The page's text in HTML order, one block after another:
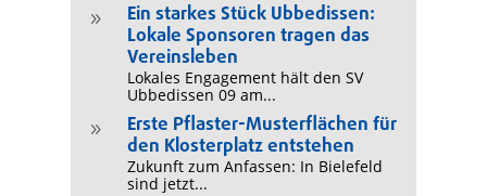
9
Ein starkes Stück Ubbedissen:
Lokale Sponsoren tragen das
Vereinsleben
Lokales Engagement hält den SV
Ubbedissen 09 am...
9
Erste Pflaster-Musterflächen für
den Klosterplatz entstehen
Zukunft zum Anfassen: In Bielefeld
sind jetzt...